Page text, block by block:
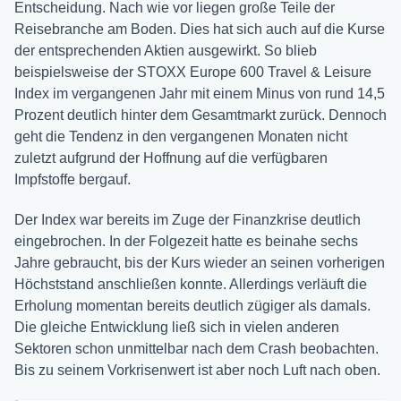
Entscheidung. Nach wie vor liegen große Teile der
Reisebranche am Boden. Dies hat sich auch auf die Kurse
der entsprechenden Aktien ausgewirkt. So blieb
beispielsweise der STOXX Europe 600 Travel & Leisure
Index im vergangenen Jahr mit einem Minus von rund 14,5
Prozent deutlich hinter dem Gesamtmarkt zurück. Dennoch
geht die Tendenz in den vergangenen Monaten nicht
zuletzt aufgrund der Hoffnung auf die verfügbaren
Impfstoffe bergauf.
Der Index war bereits im Zuge der Finanzkrise deutlich
eingebrochen. In der Folgezeit hatte es beinahe sechs
Jahre gebraucht, bis der Kurs wieder an seinen vorherigen
Höchststand anschließen konnte. Allerdings verläuft die
Erholung momentan bereits deutlich zügiger als damals.
Die gleiche Entwicklung ließ sich in vielen anderen
Sektoren schon unmittelbar nach dem Crash beobachten.
Bis zu seinem Vorkrisenwert ist aber noch Luft nach oben.